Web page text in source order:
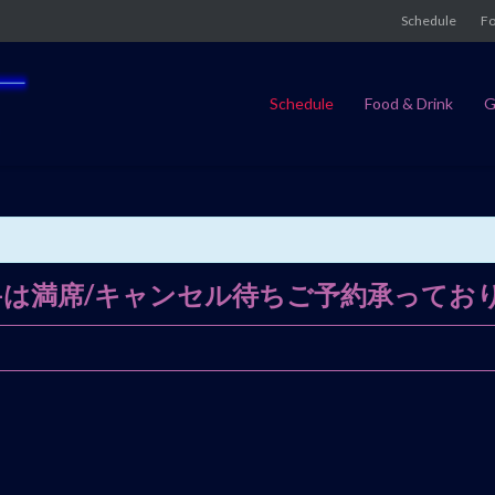
Schedule
Schedule Food & Drink
は満席/キャンセル待ちご予約承ってお